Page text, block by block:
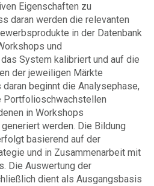
Eigenschaften zu
daran werden die relevanten
in der Datenbank
und
System kalibriert und auf die
der jeweiligen Märkte
beginnt die Analysephase,
Portfolioschwachstellen
in Workshops
werden. Die Bildung
basierend auf der
und in Zusammenarbeit mit
Die Auswertung der
dient als Ausgangsbasis